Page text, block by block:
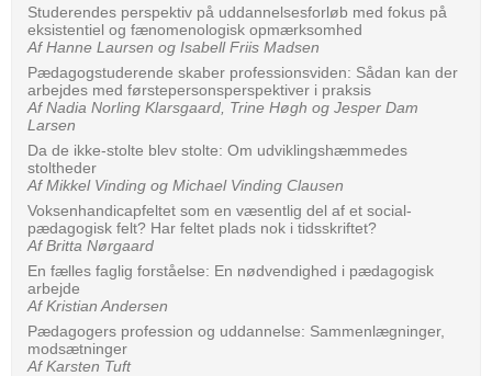
Studerendes perspektiv på uddannelses­forløb med fokus på
eksistentiel og fænomenologisk opmærksomhed
Af Hanne Laursen og Isabell Friis Madsen
Pædagog­studerende skaber professionsviden: Sådan kan der
­arbejdes med førstepersons­perspektiver i praksis
Af Nadia Norling Klarsgaard, Trine Høgh og Jesper Dam
Larsen
Da de ikke-stolte blev stolte: Om udviklingshæmmedes
stoltheder
Af Mikkel Vinding og Michael Vinding Clausen
Voksen­handicapfeltet som en væsentlig del af et social­
pædagogisk felt? Har feltet plads nok i tidsskriftet?
Af Britta Nørgaard
En fælles faglig forståelse: En nødvendighed i pædagogisk
arbejde
Af Kristian Andersen
Pædagogers profession og uddannelse: Sammenlægninger,
modsætninger
Af Karsten Tuft